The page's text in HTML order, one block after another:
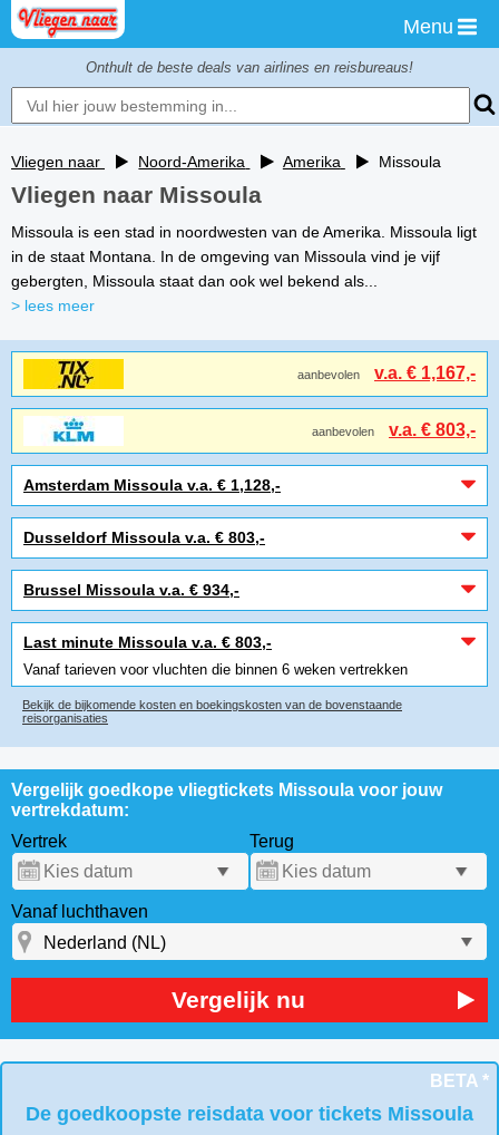
Menu
Onthult de beste deals van airlines en reisbureaus!
Vliegen naar Noord-Amerika Amerika Missoula
Vliegen naar Missoula
Missoula is een stad in noordwesten van de Amerika. Missoula ligt
in de staat Montana. In de omgeving van Missoula vind je vijf
gebergten, Missoula staat dan ook wel bekend als...
> lees meer
aanbevolen v.a. € 1,167,-
aanbevolen v.a. € 803,-
Amsterdam Missoula v.a. € 1,128,-
Dusseldorf Missoula v.a. € 803,-
Brussel Missoula v.a. € 934,-
Last minute Missoula v.a. € 803,-
Vanaf tarieven voor vluchten die binnen 6 weken vertrekken
Bekijk de bijkomende kosten en boekingskosten van de bovenstaande
reisorganisaties
Vergelijk goedkope vliegtickets Missoula voor jouw
vertrekdatum:
Vertrek
Terug
Vanaf luchthaven
Vergelijk nu
BETA *
De goedkoopste reisdata voor tickets Missoula